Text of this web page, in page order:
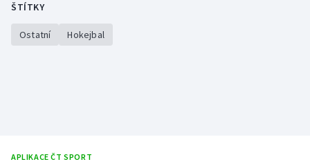
Lezení
Lyže a snowboard
ŠTÍTKY
Ostatní Hokejbal
APLIKACE ČT SPORT